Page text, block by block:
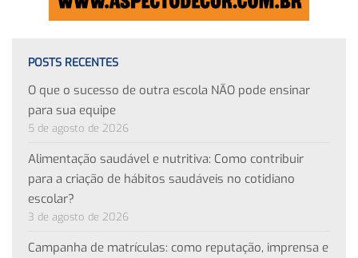
POSTS RECENTES
O que o sucesso de outra escola NÃO pode ensinar
para sua equipe
5 de agosto de 2026
Alimentação saudável e nutritiva: Como contribuir
para a criação de hábitos saudáveis no cotidiano
escolar?
3 de agosto de 2026
Campanha de matrículas: como reputação, imprensa e